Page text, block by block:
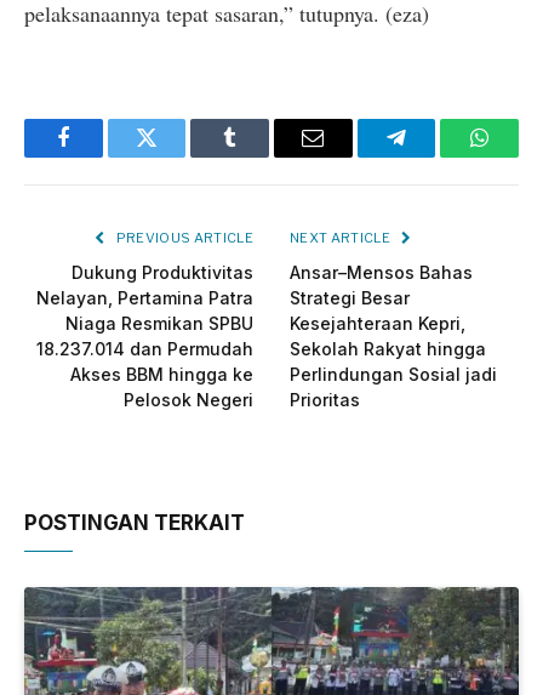
pelaksanaannya tepat sasaran,” tutupnya. (eza)
FacebookTwitter Tumblr Email Telegram
PREVIOUS ARTICLE
Dukung Produktivitas
Nelayan, Pertamina Patra
Niaga Resmikan SPBU
18.237.014 dan Permudah
Akses BBM hingga ke
Pelosok Negeri
NEXT ARTICLE
Ansar–Mensos Bahas
Strategi Besar
Kesejahteraan Kepri,
Sekolah Rakyat hingga
Perlindungan Sosial jadi
Prioritas
POSTINGAN TERKAIT